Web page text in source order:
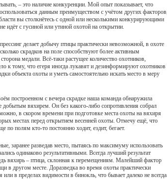
– это наличие конкуренции. Мой опыт показывает, что
данным преимуществом с учётом других
вы столкнётесь с одной или несколькими конкурирующими
идёт с гусиной или утиной охотой на открытии.
делает добычу птицы практически невозможной, в охоте
скрадков на поле способствуют более активным
медали. Всё-таки растущее количество охотников,
к тому, что егеря иногда лукавят и дезинформируют охотников
объекта охоты и уметь самостоятельно искать место в меру
построенном с вечера скрадке наша команда обнаружила
вяхирем. Он без какого-либо сопротивления собрал
в скором времени при подготовке места охоты на вяхиря
местах перед открытием весенней охоты. Отмечу ещё, что
по полям кто-то постоянно ходит, ездит, бегает.
заранее разведав место, пытаясь по максимуму использовать
одинаково результативными. Всегда лучший результат
вяхирь – птица, склонная к перемещениям. Малейший фактор
в другом месте. Доразведка во время охоты практически
в пределах видимости в бинокль, что бывает далеко не